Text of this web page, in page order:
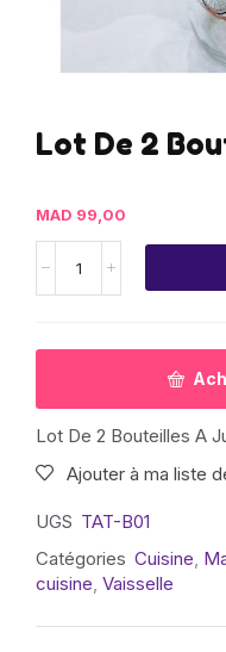
Lot De 2
MAD 99,00
Lot De 2 Bouteilles A
Ajouter à ma liste
UGS TAT-B01
Catégories Cuisine,
cuisine, Vaisselle